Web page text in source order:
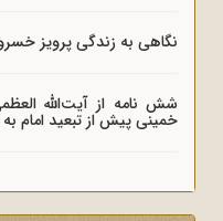
نگاهی به زندگی پرویز
شش نامه از آیت‌الله
خمینی پیش از تبعید امام به